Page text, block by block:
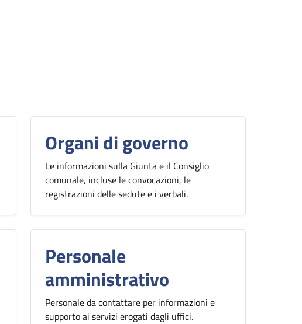
Organi di governo
Le informazioni sulla Giunta e il Consiglio
comunale, incluse le convocazioni, le
registrazioni delle sedute e i verbali.
Personale
amministrativo
Personale da contattare per informazioni e
supporto ai servizi erogati dagli uffici.